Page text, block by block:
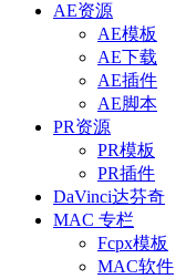
AE资源
AE模板
AE下载
AE插件
AE脚本
PR资源
PR模板
PR插件
DaVinci达芬奇
MAC 专栏
Fcpx模板
MAC软件